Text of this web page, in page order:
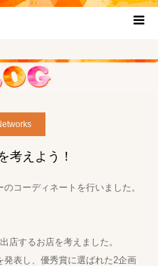
考えよう！
コーディネートを行いました。
店するお店を考えました。
表し、優秀賞に選ばれた2企画